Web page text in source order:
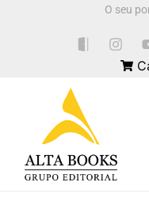
O seu